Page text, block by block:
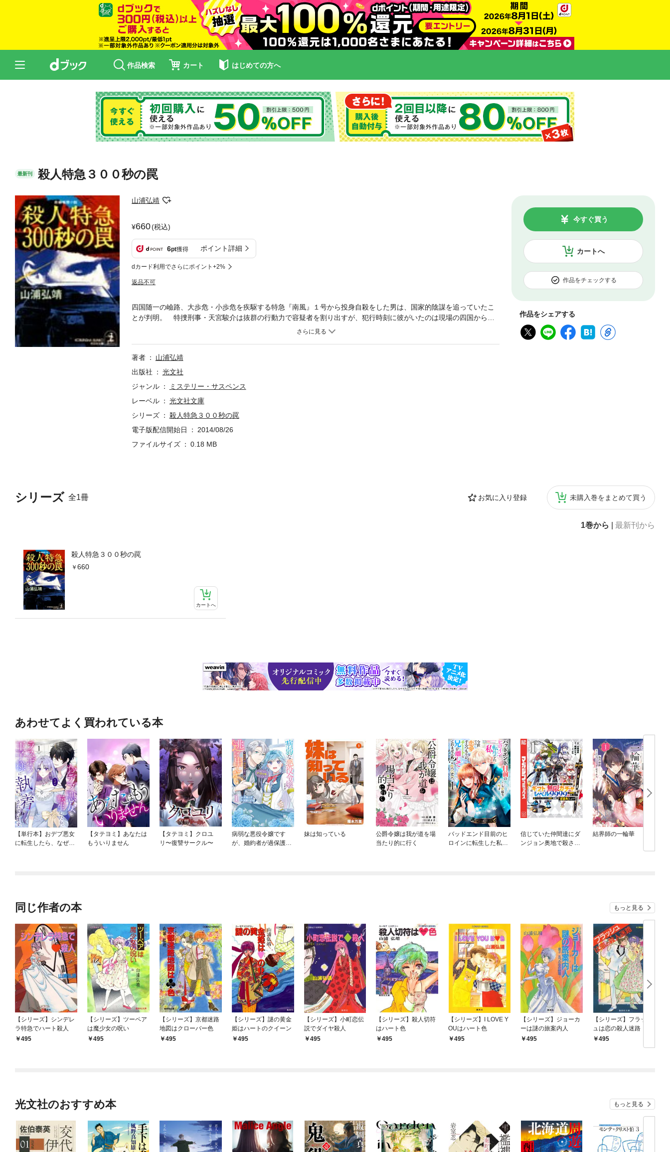
作品検索 カート はじめての方へ
最新刊 殺人特急３００秒の罠
山浦弘靖
660(税込)
6pt獲得 ポイント詳細
dカード利用でさらにポイント+2%
返品不可
カートへ
今すぐ買う
作品をチェックする
作品をシェアする
シリーズ 全1冊 お気に入り登録 未購入巻をまとめて買う
1巻から 最新刊から
殺人特急３００秒の罠
660
カートへ
四国随一の嶮路、大歩危・小歩危を疾駆する特急『南風』１号から投身自殺をした男は、国家的陰謀を追っていたこ
とが判明。 特捜刑事・天宮駿介は抜群の行動力で容疑者を割り出すが、犯行時刻に彼がいたのは現場の四国からは
るかに離れた北海道だった！？ しかも、天宮のかつての恋人・美果子と一緒に……。二重アリバイ・トリックの
著者
山浦弘靖
出版社
光文社
ジャンル
ミステリー・サスペンス
レーベル
光文社文庫
シリーズ
殺人特急３００秒の罠
電子版配信開始日
2014/08/26
ファイルサイズ
0.18 MB
あわせてよく買われている本
【単行本】おデブ悪女
に転生したら、なぜか
【タテヨミ】あなたは
もういりません
【タテヨミ】クロユ
リ〜復讐サークル〜
病弱な悪役令嬢です
が、婚約者が過保護す
妹は知っている
公爵令嬢は我が道を場
当たり的に行く
バッドエンド目前のヒ
ロインに転生した私、
信じていた仲間達にダ
ンジョン奥地で殺され
結界師の一輪華
同じ作者の本 もっと見る
【シリーズ】シンデレ
ラ特急でハート殺人
495
【シリーズ】ツーペア
は魔少女の呪い
495
【シリーズ】京都迷路
地図はクローバー色
495
【シリーズ】謎の黄金
姫はハートのクイーン
495
【シリーズ】小町恋伝
説でダイヤ殺人
495
【シリーズ】殺人切符
はハート色
495
【シリーズ】I LOVE Y
OUはハート色
495
【シリーズ】ジョーカ
ーは謎の旅案内人
495
【シリーズ】フラッシ
ュは恋の殺人迷路
495
光文社のおすすめ本 もっと見る